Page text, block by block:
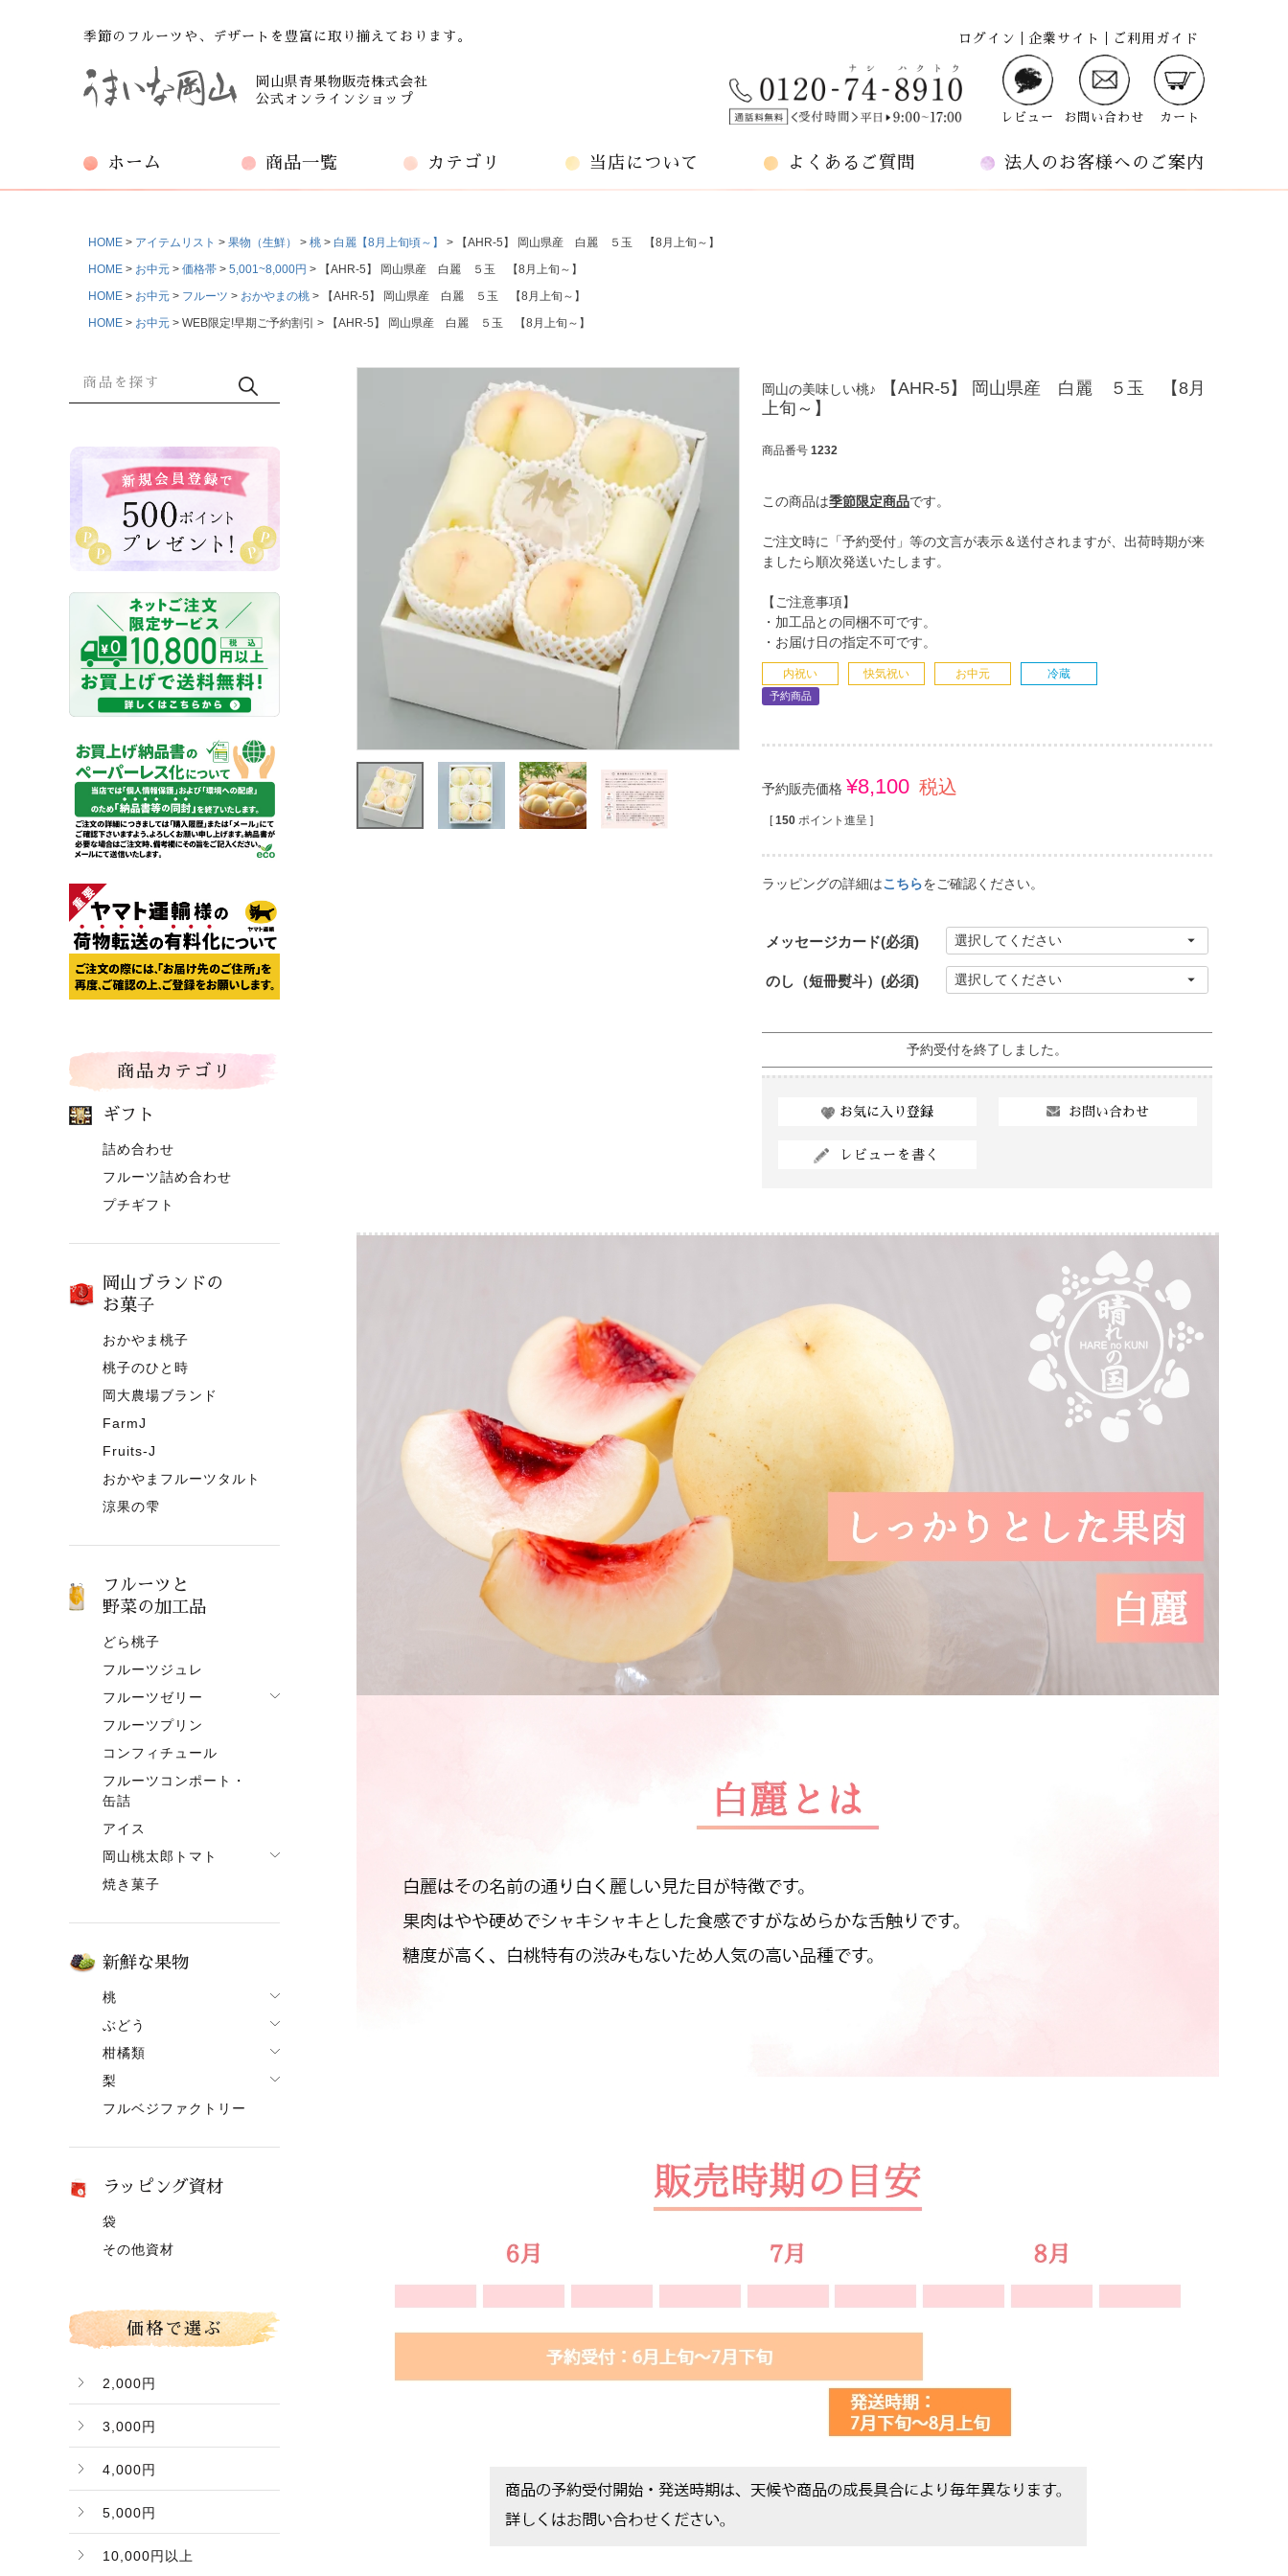
季節のフルーツや、デザートを豊富に取り揃えております。
岡山県青果物販売株式会社
公式オンラインショップ
ログイン 企業サイト ご利用ガイド
レビュー お問い合わせ カート
ホーム 商品一覧 カテゴリ 当店について よくあるご質問 法人のお客様へのご案内
HOME アイテムリスト 果物（生鮮） 桃 白麗【8月上旬頃～】
【AHR-5】 岡山県産 白麗 ５玉 【8月上旬～】
HOME
お中元 価格帯 5,001~8,000円
【AHR-5】 岡山県産 白麗 ５玉 【8月上旬～】
HOME
お中元 フルーツ おかやまの桃
【AHR-5】 岡山県産 白麗 ５玉 【8月上旬～】
HOME
お中元 WEB限定!早期ご予約割引 【AHR-5】 岡山県産 白麗 ５玉 【8月上旬～】
商品検索
商品カテゴリ
ギフト
詰め合わせ
フルーツ詰め合わせ
プチギフト
岡山ブランドの
お菓子
おかやま桃子
桃子のひと時
岡大農場ブランド
FarmJ
Fruits-J
おかやまフルーツタルト
涼果の雫
フルーツと
野菜の加工品
どら桃子
フルーツジュレ
フルーツゼリー
フルーツゼリー一覧
果肉入りタイプ
ピューレタイプ
フルーツプリン
コンフィチュール
フルーツコンポート・
缶詰
アイス
岡山桃太郎トマト
でざあととまと
焼き菓子
新鮮な果物
桃
桃一覧
白鳳【7月上旬～】
おかやま夢白桃【7月中
黄金桃【9月上旬頃～】
～】
ぶどう
ぶどう一覧
シャインマスカット
柑橘類
せとか
梨
梨一覧
フルベジファクトリー
ラッピング資材
袋
その他資材
価格で選ぶ
2,000円
3,000円
4,000円
5,000円
10,000円以上
岡山の美味しい桃♪
【AHR-5】 岡山県産 白麗 ５玉 【8月
上旬～】
商品番号 1232
この商品は季節限定商品です。
ご注文時に「予約受付」等の文言が表示＆送付されますが、出荷時期が来
ましたら順次発送いたします。
【ご注意事項】
・加工品との同梱不可です。
・お届け日の指定不可です。
内祝い 快気祝い お中元 冷蔵
予約商品
予約販売価格 ¥8,100 税込
[ 150 ポイント進呈 ]
ラッピングの詳細はこちらをご確認ください。
メッセージカード(必須)
のし（短冊熨斗） (必須)
予約受付を終了しました。
お気に入り登録 お問い合わせ
レビューを書く